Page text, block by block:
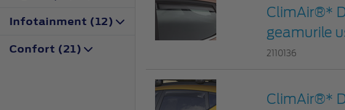
Infotainment (12)
Confort (21)
ClimAir®*
geamurile
2110136
ClimAir®*